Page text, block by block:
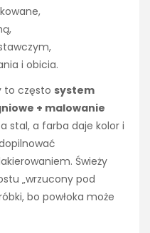
i obicia.
to często system
+ malowanie
stal, a farba daje kolor i
Świeży
„wrzucony pod
bo powłoka może